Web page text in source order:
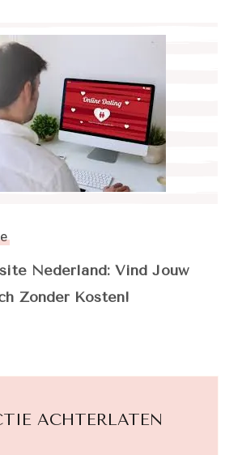
Nederland: Vind Jouw
Zonder Kosten!
ACHTERLATEN